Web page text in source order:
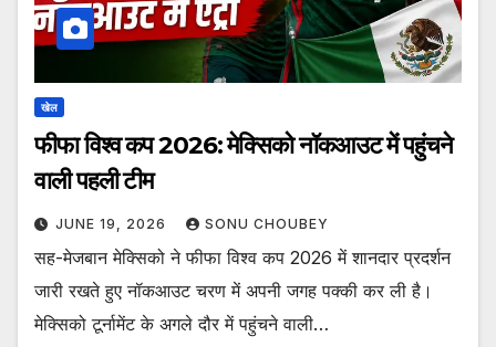
खेल
फीफा विश्व कप 2026: मेक्सिको नॉकआउट में पहुंचने
वाली पहली टीम
JUNE 19, 2026 SONU CHOUBEY
सह-मेजबान मेक्सिको ने फीफा विश्व कप 2026 में शानदार प्रदर्शन
जारी रखते हुए नॉकआउट चरण में अपनी जगह पक्की कर ली है।
मेक्सिको टूर्नामेंट के अगले दौर में पहुंचने वाली…